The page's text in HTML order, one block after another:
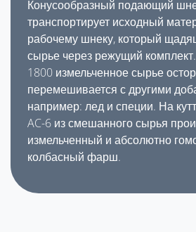
Конусообразный подающий
транспортирует исходный
рабочему шнеку, который
сырье через режущий
1800 измельченное сырье
перемешивается с другими
например: лед и специи. На
AC-6 из смешанного сырья
измельченный и абсолютно
колбасный фарш.